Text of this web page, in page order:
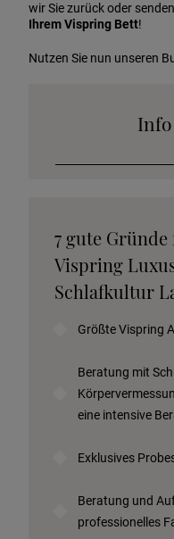
wir Sie zurück oder
Ihrem Vispring Bett!
Nutzen Sie nun unseren
7 gute
Vispring
Schlafkultur
Größte Vispring
Beratung mit
eine intensive
Exklusives
Beratung und
professionelles